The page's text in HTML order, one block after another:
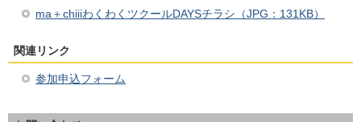
ma＋chiiiわくわくツクールDAYSチラシ（JPG：131KB）
関連リンク
参加申込フォーム